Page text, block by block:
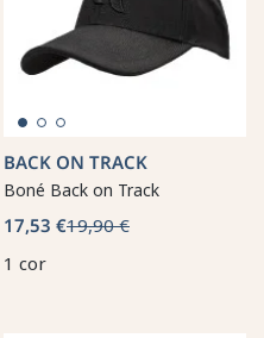
BACK ON TRACK
Boné Back on Track
17,53 €19,90 €
1 cor